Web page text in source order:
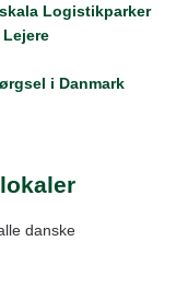
Logistikparker
i Danmark
danske